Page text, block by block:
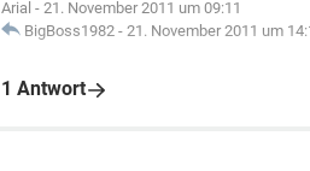
Arial - 21. November 2011 um 09:11
BigBoss1982 - 21. November 2011 um
1 Antwort